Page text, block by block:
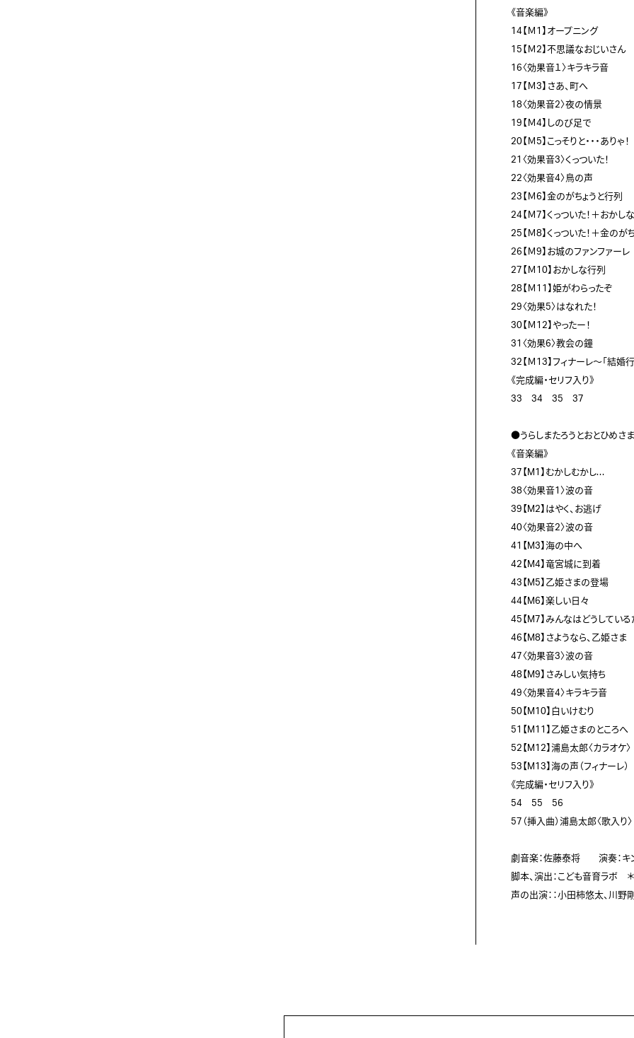
《音楽編》
14【Ｍ1】オープニング
15【Ｍ2】不思議なおじいさん
16〈効果音１〉キラキラ音
17【Ｍ3】さあ、町へ
18〈効果音2〉夜の情景
19【Ｍ4】しのび足で
20【Ｍ5】こっそりと・・・ありゃ！
21〈効果音3〉くっついた！
22〈効果音4〉鳥の声
23【Ｍ6】金のがちょうと行列
24【Ｍ7】くっついた！＋おかし
25【Ｍ8】くっついた！＋金のが
26【Ｍ9】お城のファンファーレ
27【Ｍ10】おかしな行列
28【Ｍ11】姫がわらったぞ
29〈効果5〉はなれた！
30【Ｍ12】やったー！
31〈効果6〉教会の鐘
32【Ｍ13】フィナーレ～「結婚
《完成編・セリフ入り》
33　34　35　37
●うらしまたろうとおとひめさ
《音楽編》
37【M1】むかしむかし…
38〈効果音1〉波の音
39【M2】はやく、お逃げ
40〈効果音2〉波の音
41【M3】海の中へ
42【M4】竜宮城に到着
43【M5】乙姫さまの登場
44【M6】楽しい日々
45【M7】みんなはどうしている
46【M8】さようなら、乙姫さま
47〈効果音3〉波の音
48【M9】さみしい気持ち
49〈効果音4〉キラキラ音
50【M10】白いけむり
51【M11】乙姫さまのところへ
52【M12】浦島太郎〈カラオケ〉
53【M13】海の声（フィナーレ）
《完成編・セリフ入り》
54　55　56
57（挿入曲）浦島太郎〈歌入り〉
劇音楽：佐藤泰将　　演奏：キ
脚本、演出：こども音育ラボ　